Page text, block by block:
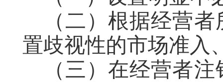
（二）根据经营
置歧视性的市场准入
（三） 在经营者注